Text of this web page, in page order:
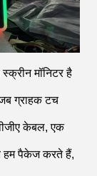
मॉनिटर है
ग्राहक टच
केबल, एक
हम पैकेज करते हैं,